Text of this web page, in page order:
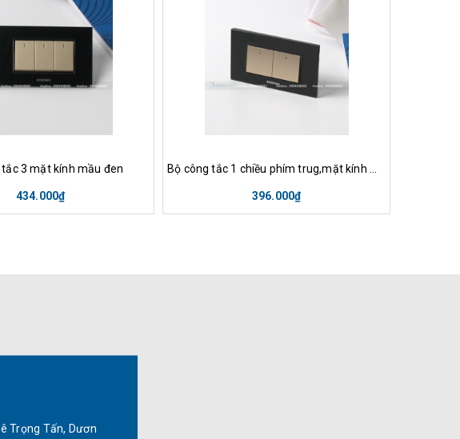
tắc 3 mặt kính mầu đen
434.000₫ 396.000₫
Trọng Tấn, Dươn